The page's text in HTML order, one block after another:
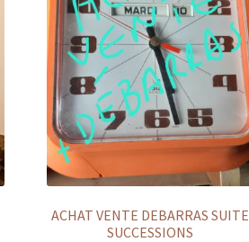
ACHAT VENTE DEBARRAS SUITE
SUCCESSIONS